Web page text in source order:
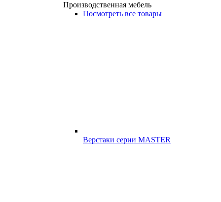
Производственная мебель
Посмотреть все товары
Верстаки серии MASTER